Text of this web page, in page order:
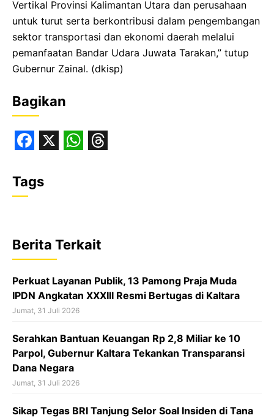
Vertikal Provinsi Kalimantan Utara dan perusahaan
untuk turut serta berkontribusi dalam pengembangan
sektor transportasi dan ekonomi daerah melalui
pemanfaatan Bandar Udara Juwata Tarakan,” tutup
Gubernur Zainal. (dkisp)
Bagikan
a
c
b
o
o
k
s
A
p
p
a
d
s
Tags
Berita Terkait
Perkuat Layanan Publik, 13 Pamong Praja Muda
IPDN Angkatan XXXIII Resmi Bertugas di Kaltara
Jumat, 31 Juli 2026
Serahkan Bantuan Keuangan Rp 2,8 Miliar ke 10
Parpol, Gubernur Kaltara Tekankan Transparansi
Dana Negara
Jumat, 31 Juli 2026
Sikap Tegas BRI Tanjung Selor Soal Insiden di Tana